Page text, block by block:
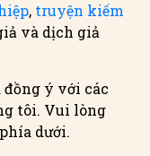
, truyện kiếm
và dịch giả
ý với các
tôi. Vui lòng
dưới.